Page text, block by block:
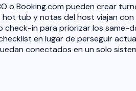
o Booking.com pueden crear
hot tub y notas del host viajan
check-in para priorizar los same-
en lugar de perseguir
conectados en un solo